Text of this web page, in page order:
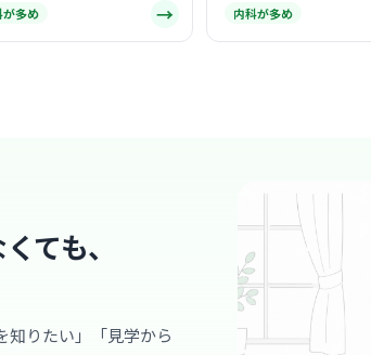
多め → 内科が多め
ても、
知りたい」「見学から